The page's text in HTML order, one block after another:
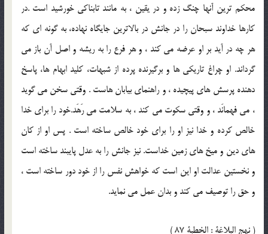
محكم ترين آنها چنگ زده و در يقين ، به مانند تابناكى خورشيد است .در
كارها خداوند سبحان را در جانش در بالاترين جايگاه نهاده، به گونه اى كه
هر چه در آيد بر او عرضه مى كند ، و هر فرع را به ريشه و اصل آن باز مى
گرداند. او چراغ تاريكى ها و برگيرنده پرده از شبهات، كليد ابهام ها، پاسخ
دهنده پرسش هاى پيچيده ، و راهنماى بيابان هاست . وقتى سخن مى گويد
، مى فهمانَد ، و وقتى سكوت مى كند ، به سلامت مى رَهَد.خود را براى خدا
خالص كرده و خدا نيز او را براى خود خالص ساخته است . پس او از كان
هاى دين و ميخ هاى زمين خداست. نيز جانش را به عدل پايبند ساخته است
و نخستين عدالت او اين است كه خواهش نفس را از خود دور ساخته است ،
و حق را توصيف مى كند و بدان عمل مى نمايد.
( نهج البلاغة : الخطبة 87 )